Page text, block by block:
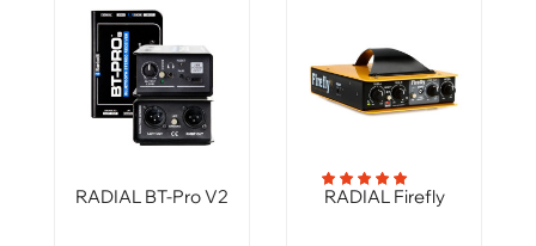
RADIAL BT-Pro V2 RADIAL Firefly